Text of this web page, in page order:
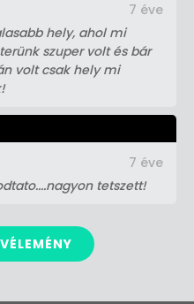
hely, ahol mi
szuper volt és bár
volt csak hely mi
7 éve
tetszett!
7 éve